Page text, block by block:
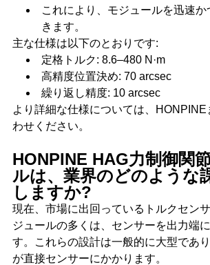
これにより、モジュールを迅速
きます。
主な仕様は以下のとおりです:
定格トルク: 8.6–480 N·m
高精度位置決め: 70 arcsec
繰り返し精度: 10 arcsec
より詳細な仕様については、
わせください。
HONPINE HAG力制御関
ルは、業界のどのような
しますか?
現在、市場に出回っているトルクセン
ジュールの多くは、センサーを出力端
す。これらの設計は一般的に大型であ
が直接センサーにかかります。